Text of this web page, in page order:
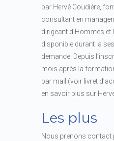
par Hervé Coudière,
consultant en
dirigeant d’Hommes et
disponible durant la
demande. Depuis
mois après la
par mail (voir livret
en savoir plus sur
Les plus
Nous prenons contact